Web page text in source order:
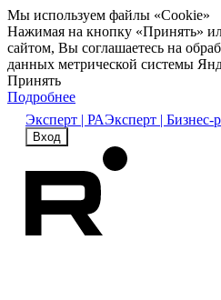
Мы используем файлы «Cookie»
Нажимая на кнопку «Принять»
сайтом, Вы соглашаетесь на
данных метрической системы
Принять
Подробнее
Эксперт | РАЭксперт | Бизнес-
Вход